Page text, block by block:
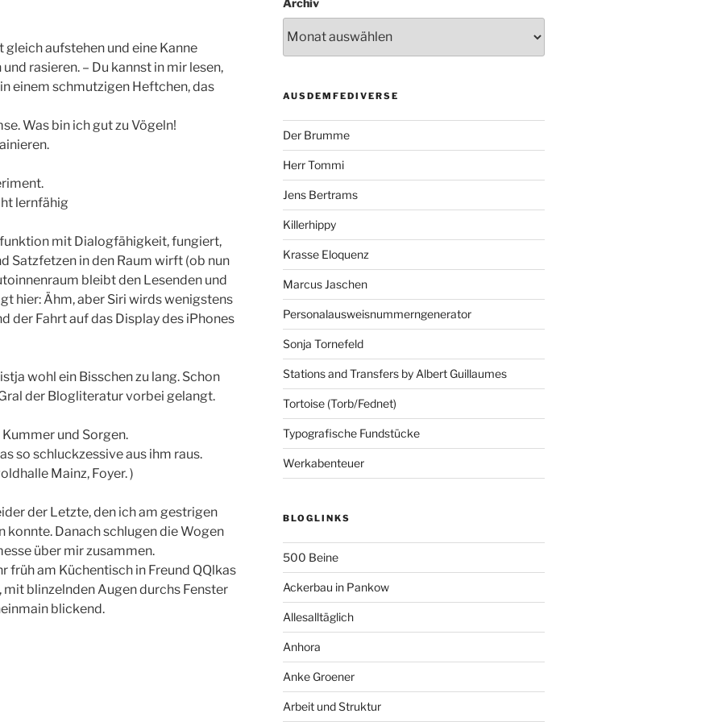
aufstehen und eine Kanne
rasieren. – Du kannst in mir lesen,
einem schmutzigen Heftchen, das
Was bin ich gut zu Vögeln!
lernfähig
mit Dialogfähigkeit, fungiert,
Satzfetzen in den Raum wirft (ob nun
bleibt den Lesenden und
hier: Ähm, aber Siri wirds wenigstens
der Fahrt auf das Display des iPhones
wohl ein Bisschen zu lang. Schon
der Blogliteratur vorbei gelangt.
und Sorgen.
so schluckzessive aus ihm raus.
Mainz, Foyer. )
der Letzte, den ich am gestrigen
konnte. Danach schlugen die Wogen
über mir zusammen.
früh am Küchentisch in Freund QQlkas
blinzelnden Augen durchs Fenster
blickend.
AUSDEMFEDIVERSE
Der Brumme
Herr Tommi
Jens Bertrams
Killerhippy
Krasse Eloquenz
Marcus Jaschen
Personalausweisnummerngenerator
Sonja Tornefeld
Stations and Transfers by Albert Guillaumes
Tortoise (Torb/Fednet)
Typografische Fundstücke
Werkabenteuer
BLOGLINKS
500 Beine
Ackerbau in Pankow
Allesalltäglich
Anhora
Anke Groener
Arbeit und Struktur